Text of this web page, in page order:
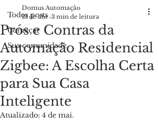
Todos posts
Começar
Sua comunidade
Prós e Contras da
Automação Residencial
Zigbee: A Escolha Certa
para Sua Casa
Inteligente
Domus Automação
13 de abr. 3 min de leitura
Atualizado: 4 de mai.